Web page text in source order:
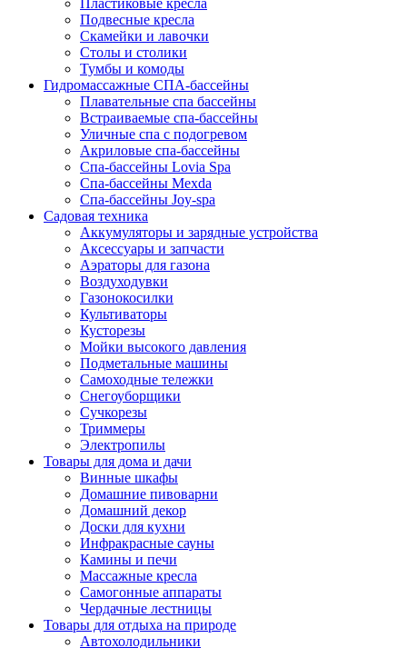
Пластиковые кресла
Подвесные кресла
Скамейки и лавочки
Столы и столики
Тумбы и комоды
Гидромассажные СПА-бассейны
Плавательные спа бассейны
Встраиваемые спа-бассейны
Уличные спа с подогревом
Акриловые спа-бассейны
Спа-бассейны Lovia Spa
Спа-бассейны Mexda
Спа-бассейны Joy-spa
Садовая техника
Аккумуляторы и зарядные устройства
Аксессуары и запчасти
Аэраторы для газона
Воздуходувки
Газонокосилки
Культиваторы
Кусторезы
Мойки высокого давления
Подметальные машины
Самоходные тележки
Снегоуборщики
Сучкорезы
Триммеры
Электропилы
Товары для дома и дачи
Винные шкафы
Домашние пивоварни
Домашний декор
Доски для кухни
Инфракрасные сауны
Камины и печи
Массажные кресла
Самогонные аппараты
Чердачные лестницы
Товары для отдыха на природе
Автохолодильники